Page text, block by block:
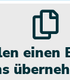
einen